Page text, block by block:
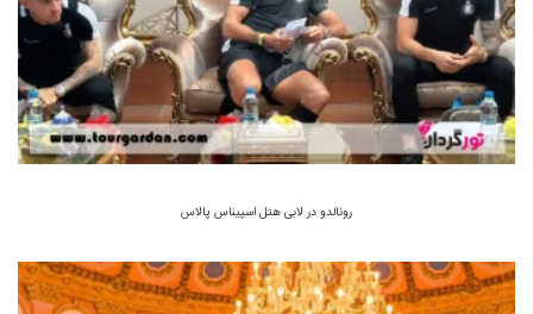
رونالدو در لابی هتل اسپیناس پالاس